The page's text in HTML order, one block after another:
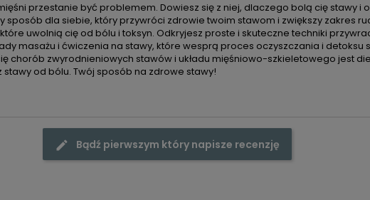
przestanie być problemem. Dowiesz się z niej, dlaczego bolą cię stawy i
sposób dla siebie, który przywróci zdrowie twoim stawom i zwiększy zakres
uwolnią cię od bólu i toksyn. Odkryjesz proste i skuteczne techniki
masażu i ćwiczenia na stawy, które wesprą proces oczyszczania i detoksu
chorób zwyrodnieniowych stawów i układu mięśniowo-szkieletowego jest
stawy od bólu. Twój sposób na zdrowe stawy!
Bądź pierwszym który napisze recenzję